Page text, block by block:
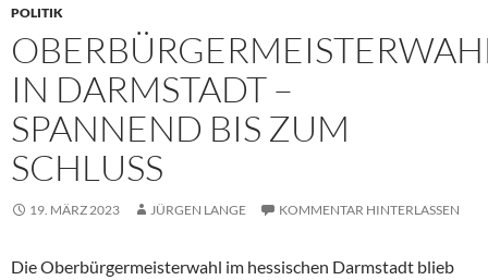
POLITIK
IN DARMSTADT –
SPANNEND BIS ZUM
SCHLUSS
19. MÄRZ 2023 JÜRGEN LANGE KOMMENTAR HINTERLASSEN
Die Oberbürgermeisterwahl im hessischen Darmstadt blieb